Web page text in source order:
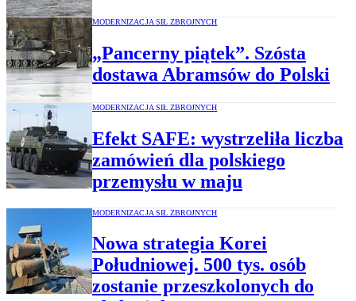
MODERNIZACJA SIŁ ZBROJNYCH
„Pancerny piątek”. Szósta
dostawa Abramsów do Polski
MODERNIZACJA SIŁ ZBROJNYCH
Efekt SAFE: wystrzeliła liczba
zamówień dla polskiego
przemysłu w maju
MODERNIZACJA SIŁ ZBROJNYCH
Nowa strategia Korei
Południowej. 500 tys. osób
zostanie przeszkolonych do